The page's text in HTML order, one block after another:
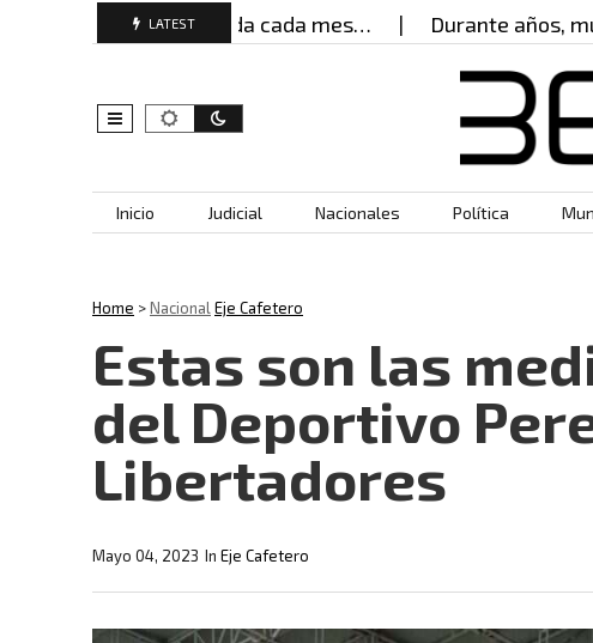
LATEST
buscan ayuda cada mes… Durante años, mujer
Skip to content
Inicio Judicial Nacionales Política
Home >NacionalEje Cafetero
Estas son las
del Deportivo
Libertadores
In Eje Cafetero
Mayo 04, 2023